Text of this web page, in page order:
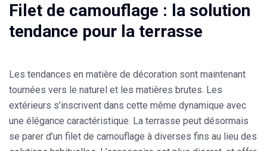
Filet de camouflage : la solution
tendance pour la terrasse
Les tendances en matière de décoration sont maintenant
tournées vers le naturel et les matières brutes. Les
extérieurs s’inscrivent dans cette même dynamique avec
une élégance caractéristique. La terrasse peut désormais
se parer d’un filet de camouflage à diverses fins au lieu des